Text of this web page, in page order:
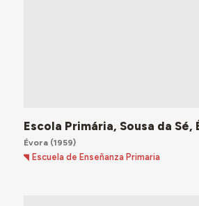
Escola Primária, Sousa da Sé,
Évora(1959)
Escuela de Enseñanza Primaria